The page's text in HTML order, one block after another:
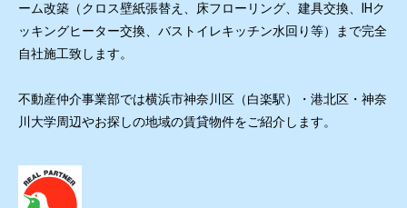
ーム改築（クロス壁紙張替え、床フローリング、建具交換、IHク
ッキングヒーター交換、バストイレキッチン水回り等）まで完全
自社施工致します。
不動産仲介事業部では横浜市神奈川区（白楽駅）・港北区・神奈
川大学周辺やお探しの地域の賃貸物件をご紹介します。